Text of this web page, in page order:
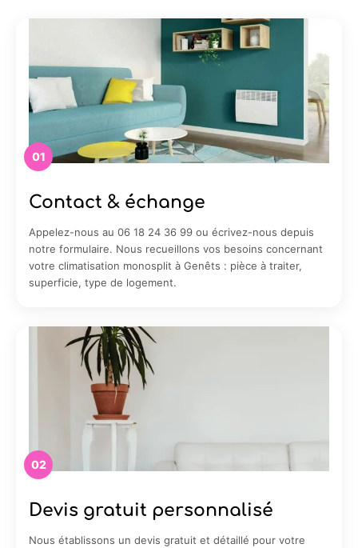
01
Contact & échange
Appelez-nous au 06 18 24 36 99 ou écrivez-nous depuis
notre formulaire. Nous recueillons vos besoins concernant
votre climatisation monosplit à Genêts : pièce à traiter,
superficie, type de logement.
02
Devis gratuit personnalisé
Nous établissons un devis gratuit et détaillé pour votre